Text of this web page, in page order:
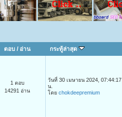
ตอบ / อ่าน กระทู้ล่าสุด
1 ตอบ
14291 อ่าน
วันที่ 30 เมษายน 2024, 07:44:17
น.
โดยchokdeepremium